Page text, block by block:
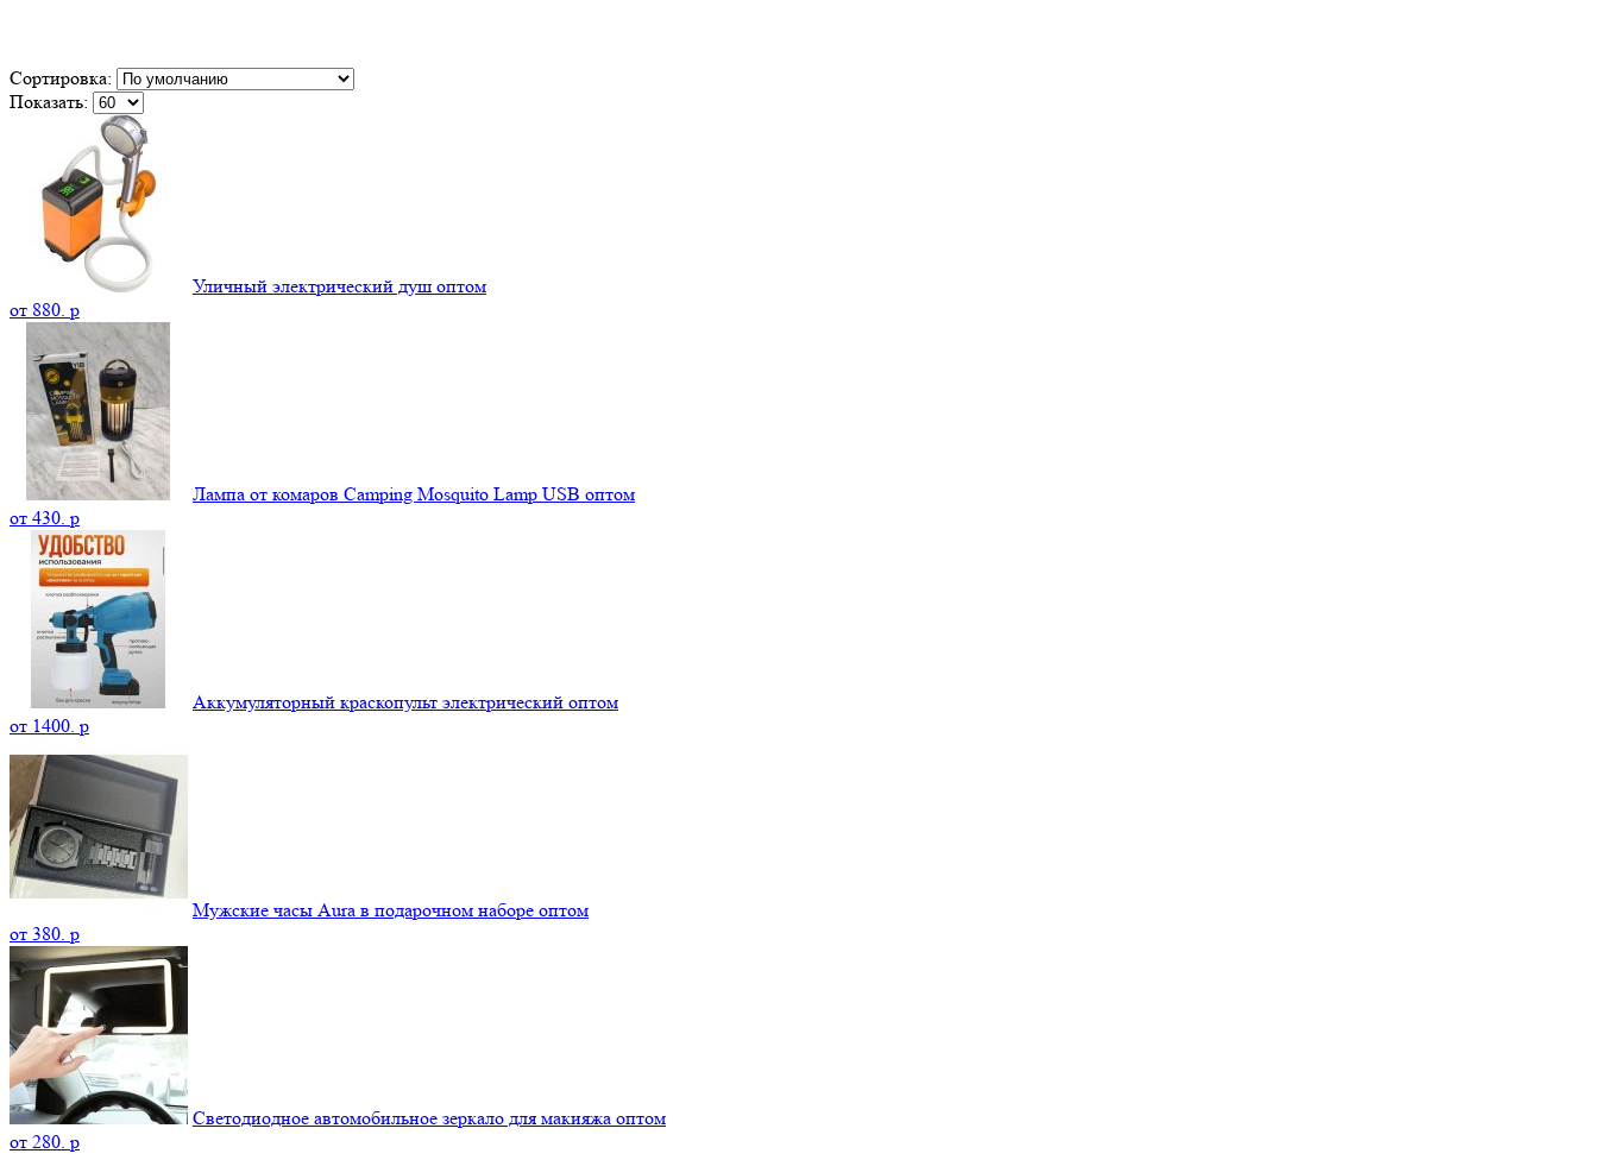
Сортировка:
Показать:
Уличный электрический душ оптом
от 880. p
Лампа от комаров Camping Mosquito Lamp USB оптом
от 430. p
Аккумуляторный краскопульт электрический оптом
от 1400. p
Мужские часы Aura в подарочном наборе оптом
от 380. p
Светодиодное автомобильное зеркало для макияжа оптом
от 280. p